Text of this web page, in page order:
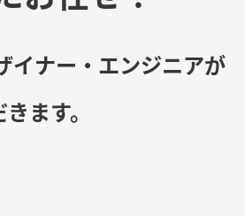
イナー・エンジニアが
ます。